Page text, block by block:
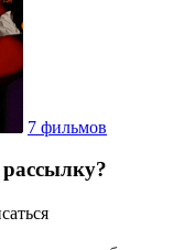
7 фильмов